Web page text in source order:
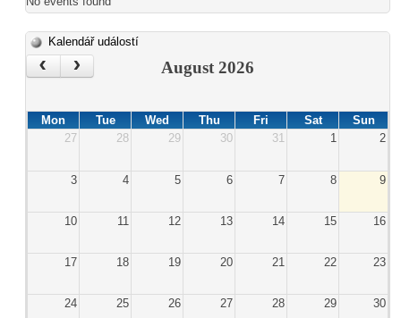
Kalendář událostí
‹ › August 2026
Mon Tue Wed Thu Fri Sat
Sun
27
28 29 30 31 1 2
3 4 5 6 7 8 9
10 11 12 13 14 15 16
17 18 19 20 21 22 23
24 25 26 27 28 29 30